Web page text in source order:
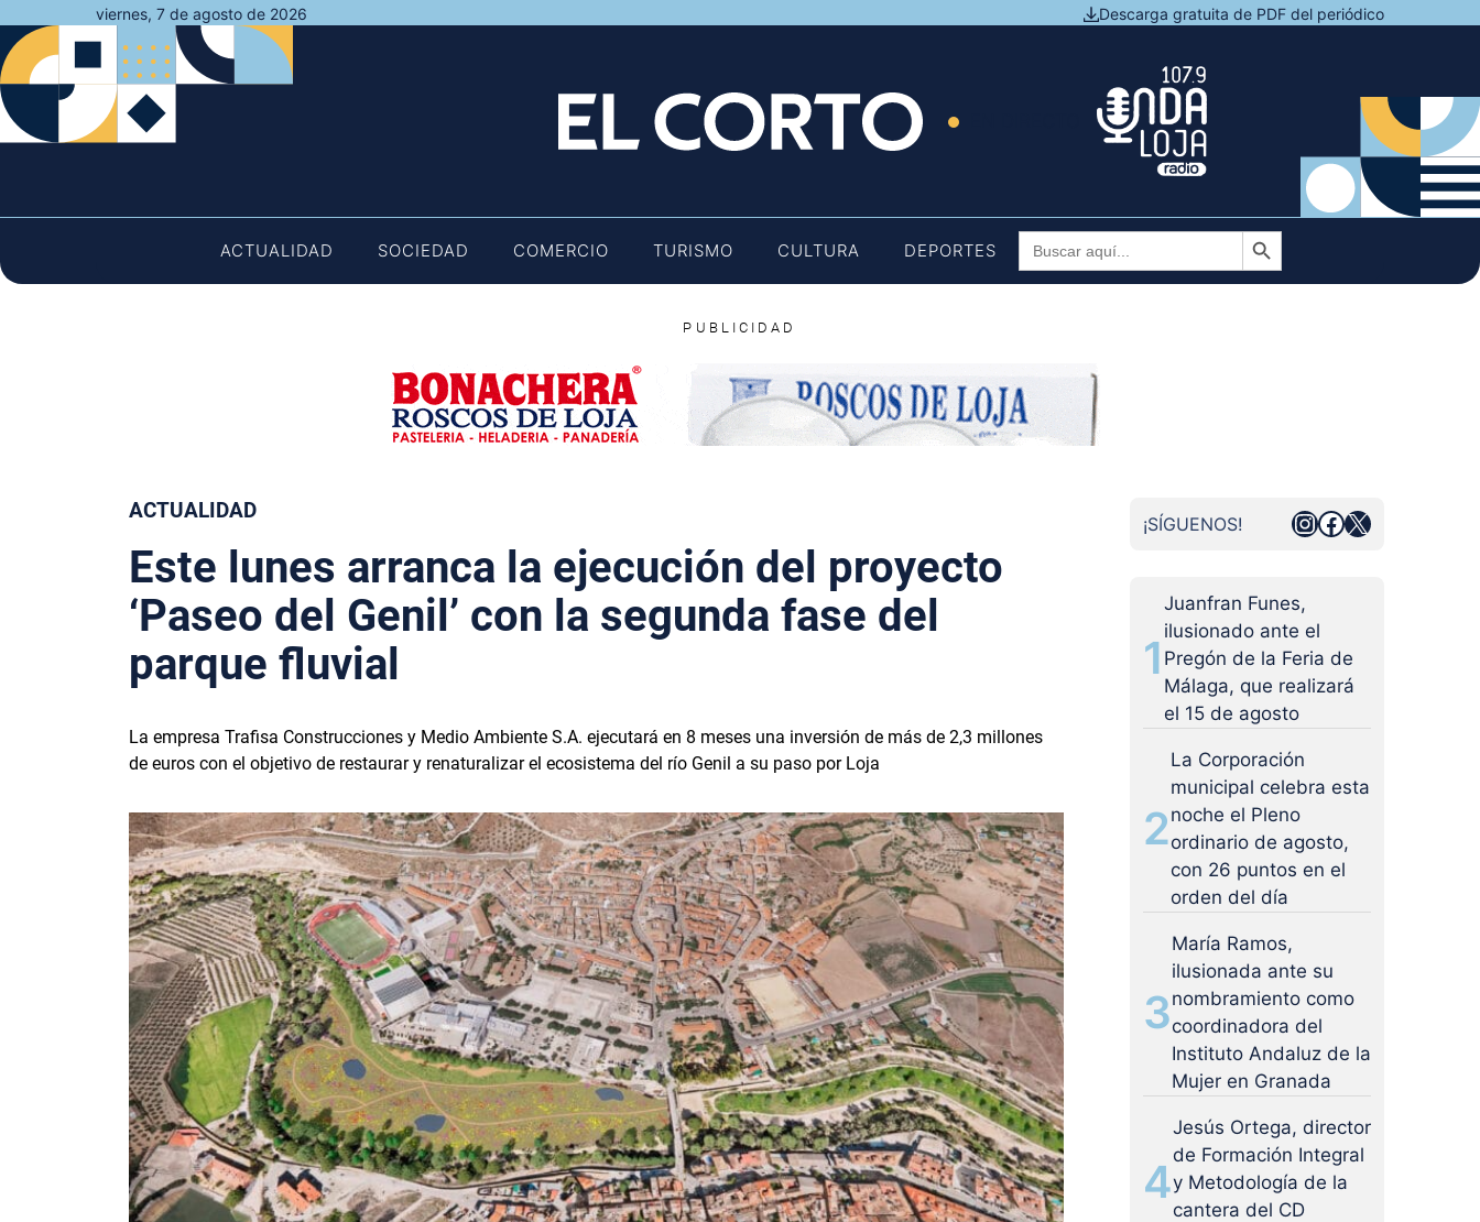
al
contenido
viernes, 7 de agosto de 2026 Descarga gratuita de PDF del periódico
ACTUALIDAD SOCIEDAD COMERCIO TURISMO CULTURA DEPORTES
Buscar: Botón de búsqueda
PUBLICIDAD
ACTUALIDAD
Este lunes arranca la ejecución del proyecto
‘Paseo del Genil’ con la segunda fase del
parque fluvial
La empresa Trafisa Construcciones y Medio Ambiente S.A. ejecutará en 8 meses una inversión de más de 2,3 millones
de euros con el objetivo de restaurar y renaturalizar el ecosistema del río Genil a su paso por Loja
¡SÍGUENOS! Instagram
Facebook
X
1
Juanfran Funes,
ilusionado ante el
Pregón de la Feria de
Málaga, que realizará
el 15 de agosto
2
La Corporación
municipal celebra esta
noche el Pleno
ordinario de agosto,
con 26 puntos en el
orden del día
3
María Ramos,
ilusionada ante su
nombramiento como
coordinadora del
Instituto Andaluz de la
Mujer en Granada
4
Jesús Ortega, director
de Formación Integral
y Metodología de la
cantera del CD